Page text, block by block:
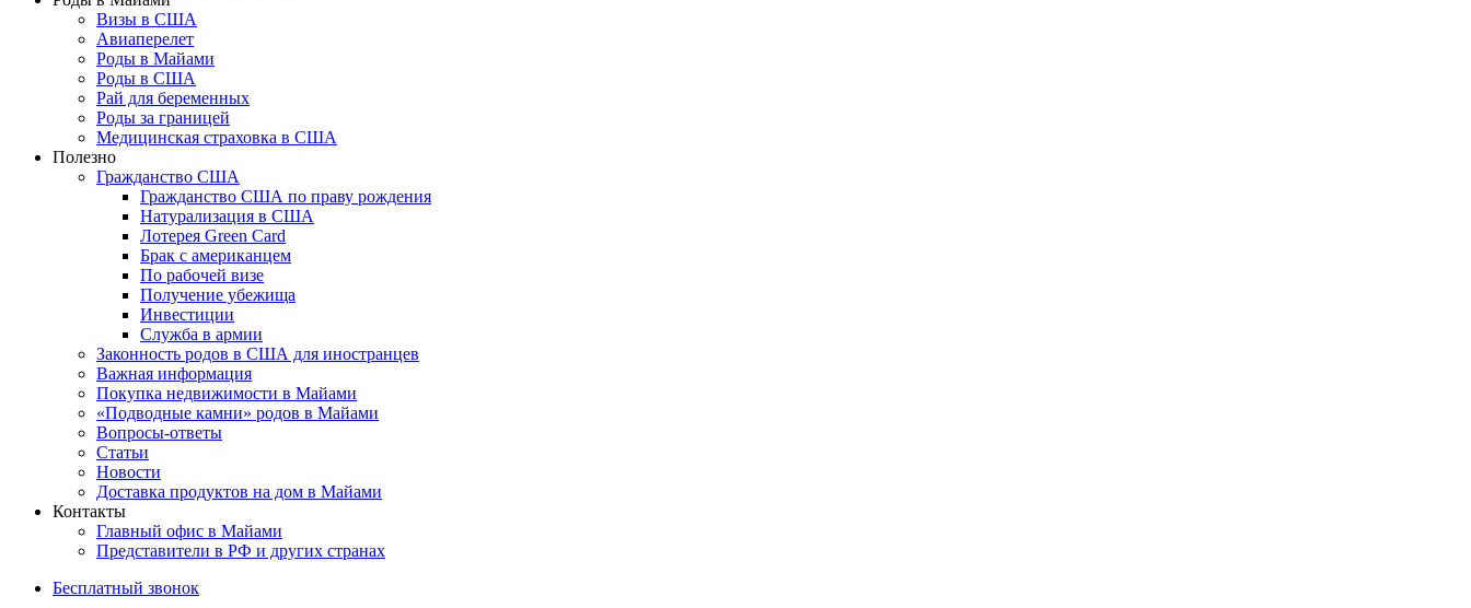
Визы в США
Авиаперелет
Роды в Майами
Роды в США
Рай для беременных
Роды за границей
Медицинская страховка в США
Полезно
Гражданство США
Гражданство США по праву рождения
Натурализация в США
Лотерея Green Card
Брак с американцем
По рабочей визе
Получение убежища
Инвестиции
Служба в армии
Законность родов в США для иностранцев
Важная информация
Покупка недвижимости в Майами
«Подводные камни» родов в Майами
Вопросы-ответы
Статьи
Новости
Доставка продуктов на дом в Майами
Контакты
Главный офис в Майами
Представители в РФ и других странах
Бесплатный звонок